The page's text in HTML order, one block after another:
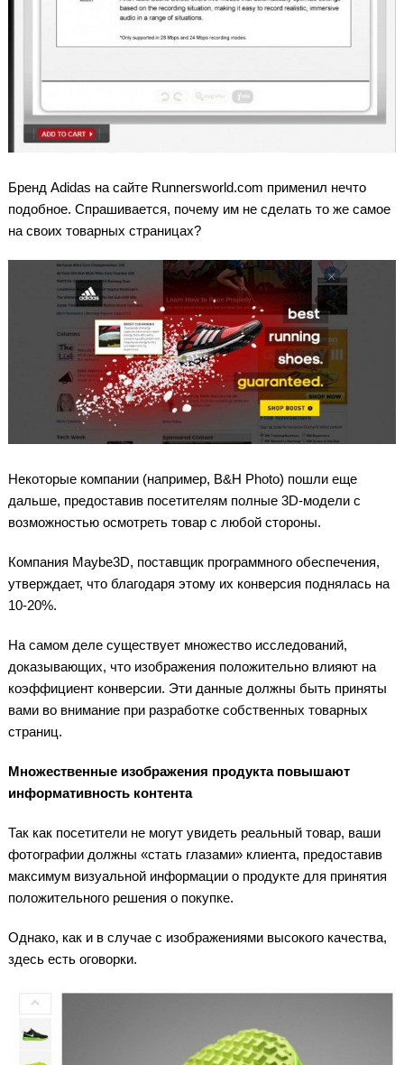
Бренд Adidas на сайте Runnersworld.com применил нечто
подобное. Спрашивается, почему им не сделать то же самое
на своих товарных страницах?
Некоторые компании (например, B&H Photo) пошли еще
дальше, предоставив посетителям полные 3D-модели с
возможностью осмотреть товар с любой стороны.
Компания Maybe3D, поставщик программного обеспечения,
утверждает, что благодаря этому их конверсия поднялась на
10-20%.
На самом деле существует множество исследований,
доказывающих, что изображения положительно влияют на
коэффициент конверсии. Эти данные должны быть приняты
вами во внимание при разработке собственных товарных
страниц.
Множественные изображения продукта повышают
информативность контента
Так как посетители не могут увидеть реальный товар, ваши
фотографии должны «стать глазами» клиента, предоставив
максимум визуальной информации о продукте для принятия
положительного решения о покупке.
Однако, как и в случае с изображениями высокого качества,
здесь есть оговорки.